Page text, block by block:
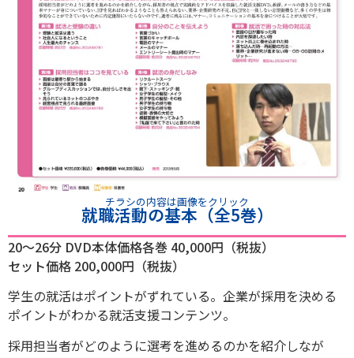
チラシの内容は画像をクリック
就職活動の基本（全5巻）
20〜26分 DVD本体価格各巻 40,000円（税抜）
セット価格 200,000円（税抜）
学生の就活はポイントがずれている。企業が採用を決める
ポイントがわかる就活支援コンテンツ。
採用担当者がどのように選考を進めるのかを紹介しなが